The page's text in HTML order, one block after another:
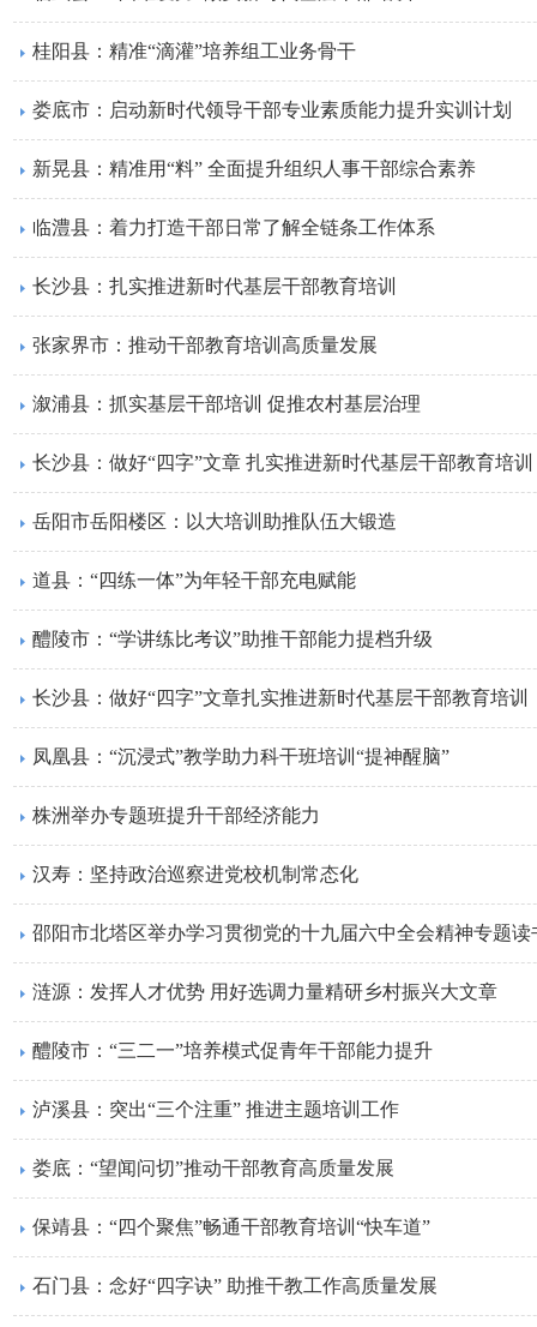
桂阳县：精准“滴灌”培养组工业务骨干
娄底市：启动新时代领导干部专业素质能力提升实训计划
新晃县：精准用“料” 全面提升组织人事干部综合素养
临澧县：着力打造干部日常了解全链条工作体系
长沙县：扎实推进新时代基层干部教育培训
张家界市：推动干部教育培训高质量发展
溆浦县：抓实基层干部培训 促推农村基层治理
长沙县：做好“四字”文章 扎实推进新时代基层干部教育培训
岳阳市岳阳楼区：以大培训助推队伍大锻造
道县：“四练一体”为年轻干部充电赋能
醴陵市：“学讲练比考议”助推干部能力提档升级
长沙县：做好“四字”文章扎实推进新时代基层干部教育培训
凤凰县：“沉浸式”教学助力科干班培训“提神醒脑”
株洲举办专题班提升干部经济能力
汉寿：坚持政治巡察进党校机制常态化
邵阳市北塔区举办学习贯彻党的十九届六中全会精神专题读
涟源：发挥人才优势 用好选调力量精研乡村振兴大文章
​醴陵市：“三二一”培养模式促青年干部能力提升
泸溪县：突出“三个注重” 推进主题培训工作
娄底：“望闻问切”推动干部教育高质量发展
保靖县：“四个聚焦”畅通干部教育培训“快车道”
​石门县：念好“四字诀” 助推干教工作高质量发展